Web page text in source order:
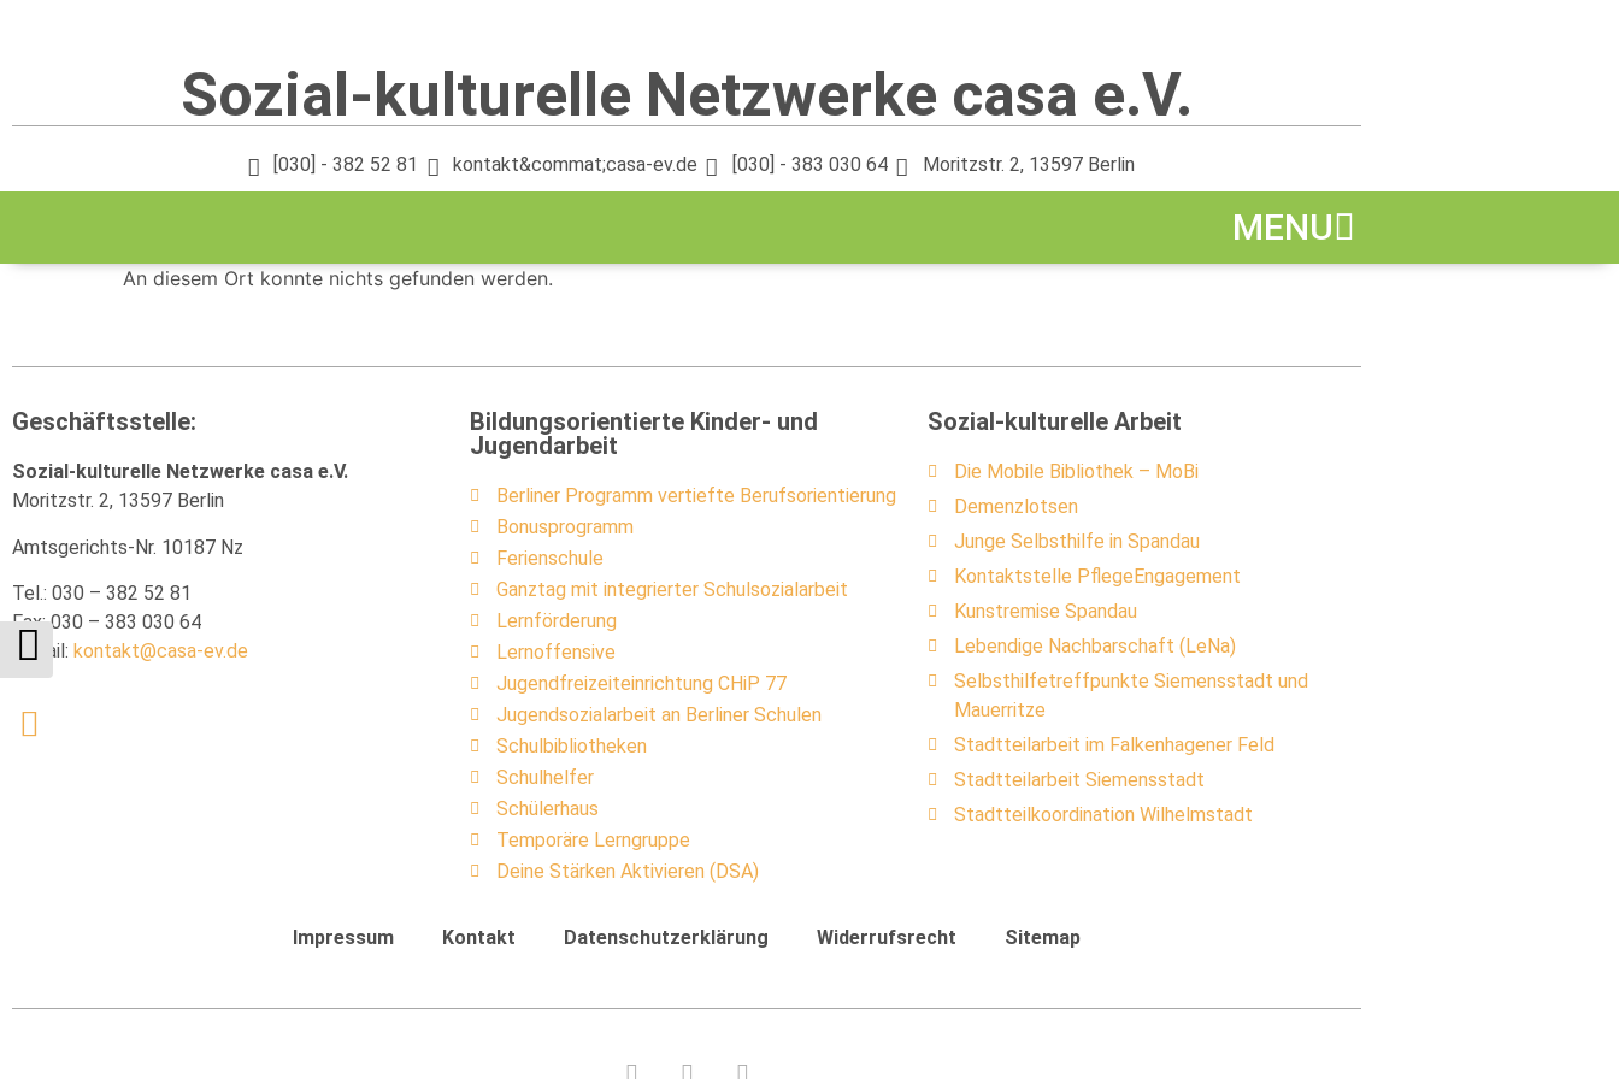
Sozial-kulturelle Netzwerke casa e.V.
[030] - 382 52 81 kontakt&commat;casa-ev.de [030] - 383 030 64 Moritzstr. 2, 13597 Berlin
MENU
An diesem Ort konnte nichts gefunden werden.
Geschäftsstelle:
Sozial-kulturelle Netzwerke casa e.V.
Moritzstr. 2, 13597 Berlin
Amtsgerichts-Nr. 10187 Nz
Tel.: 030 – 382 52 81
Fax: 030 – 383 030 64
E-Mail: kontakt@casa-ev.de
Bildungsorientierte Kinder- und
Jugendarbeit
Berliner Programm vertiefte Berufsorientierung
Bonusprogramm
Ferienschule
Ganztag mit integrierter Schulsozialarbeit
Lernförderung
Lernoffensive
Jugendfreizeiteinrichtung CHiP 77
Jugendsozialarbeit an Berliner Schulen
Schulbibliotheken
Schulhelfer
Schülerhaus
Temporäre Lerngruppe
Deine Stärken Aktivieren (DSA)
Sozial-kulturelle Arbeit
Die Mobile Bibliothek – MoBi
Demenzlotsen
Junge Selbsthilfe in Spandau
Kontaktstelle PflegeEngagement
Kunstremise Spandau
Lebendige Nachbarschaft (LeNa)
Selbsthilfetreffpunkte Siemensstadt und
Mauerritze
Stadtteilarbeit im Falkenhagener Feld
Stadtteilarbeit Siemensstadt
Stadtteilkoordination Wilhelmstadt
Impressum Kontakt Datenschutzerklärung Widerrufsrecht Sitemap